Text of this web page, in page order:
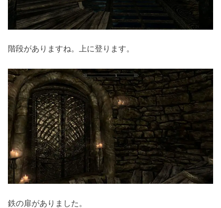
階段がありますね。上に登ります。
鉄の扉がありました。